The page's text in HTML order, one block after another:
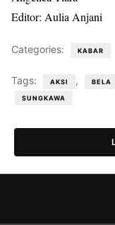
Editor: Aulia Anjani
Categories: KABAR
Tags: AKSI , BELA
SUNGKAWA